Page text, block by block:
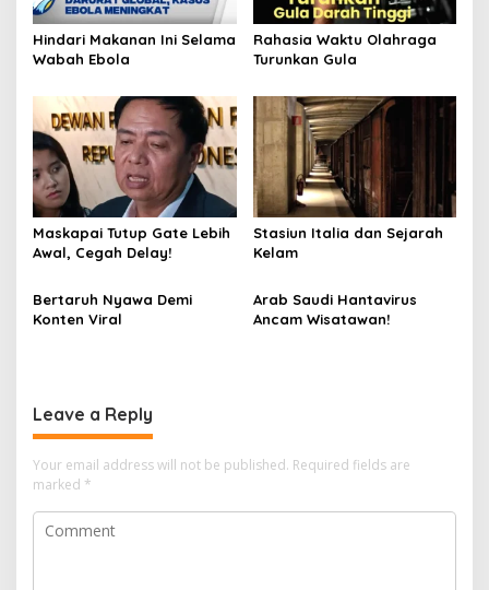
Hindari Makanan Ini Selama
Wabah Ebola
Rahasia Waktu Olahraga
Turunkan Gula
Maskapai Tutup Gate Lebih
Awal, Cegah Delay!
Stasiun Italia dan Sejarah
Kelam
Bertaruh Nyawa Demi
Konten Viral
Arab Saudi Hantavirus
Ancam Wisatawan!
Leave a Reply
Your email address will not be published. Required fields are
marked *